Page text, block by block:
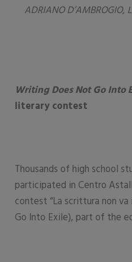
ADRIANO D’AMBROGIO,
Writing Does Not Go Into
literary contest
Thousands of high school
participated in Centro
contest “La scrittura non
Go Into Exile), part of the